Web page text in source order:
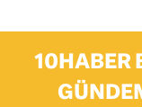
10HABER